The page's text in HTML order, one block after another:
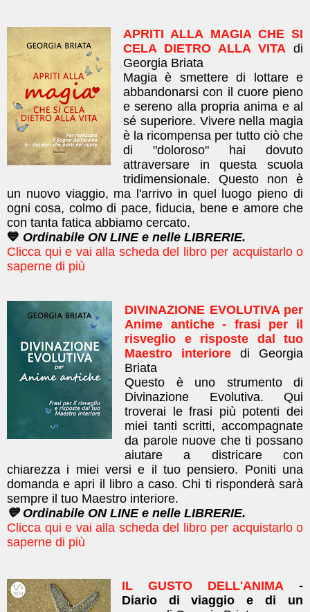
APRITI ALLA MAGIA CHE SI
CELA DIETRO ALLA VITA di
Georgia Briata
Magia è smettere di lottare e
abbandonarsi con il cuore pieno
e sereno alla propria anima e al
sé superiore. Vivere nella magia
è la ricompensa per tutto ciò che
di "doloroso" hai dovuto
attraversare in questa scuola
tridimensionale. Questo non è
un nuovo viaggio, ma l'arrivo in quel luogo pieno di
ogni cosa, colmo di pace, fiducia, bene e amore che
con tanta fatica abbiamo cercato.
💙 Ordinabile ON LINE e nelle LIBRERIE.
Clicca qui e vai alla scheda del libro per acquistarlo o
saperne di più
DIVINAZIONE EVOLUTIVA per
Anime antiche - frasi per il
risveglio e risposte dal tuo
Maestro interiore di Georgia
Briata
Questo è uno strumento di
Divinazione Evolutiva. Qui
troverai le frasi più potenti dei
miei tanti scritti, accompagnate
da parole nuove che ti possano
aiutare a districare con
chiarezza i miei versi e il tuo pensiero. Poniti una
domanda e apri il libro a caso. Chi ti risponderà sarà
sempre il tuo Maestro interiore.
💙 Ordinabile ON LINE e nelle LIBRERIE.
Clicca qui e vai alla scheda del libro per acquistarlo o
saperne di più
IL GUSTO DELL'ANIMA -
Diario di viaggio e di un